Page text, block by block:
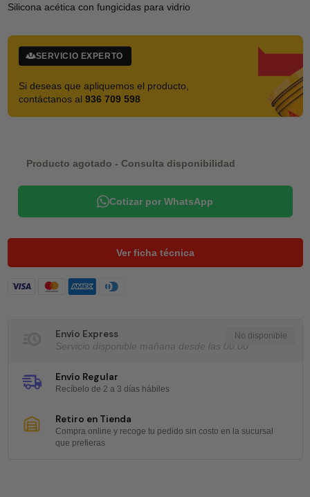
Silicona acética con fungicidas para vidrio
SERVICIO EXPERTO
Si deseas que apliquemos el producto,
contáctanos al 936 709 598
Producto agotado - Consulta disponibilidad
Cotizar por WhatsApp
Ver ficha técnica
Envío Express
Servicio disponible mañana desde las 00:00
Envío Regular
Recíbelo de 2 a 3 días hábiles
Retiro en Tienda
Compra online y recoge tu pedido sin costo en la sucursal
que prefieras